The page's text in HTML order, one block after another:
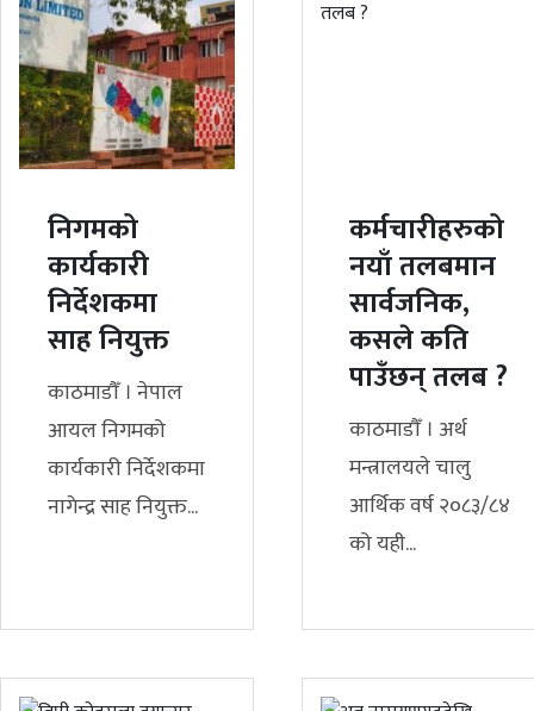
निगमको
कार्यकारी
निर्देशकमा
साह नियुक्त
काठमाडौँ । नेपाल
आयल निगमको
कार्यकारी निर्देशकमा
नागेन्द्र साह नियुक्त...
कर्मचारीहरुको
नयाँ तलबमान
सार्वजनिक,
कसले कति
पाउँछन् तलब ?
काठमाडौँ । अर्थ
मन्त्रालयले चालु
आर्थिक वर्ष २०८३/८४
को यही...